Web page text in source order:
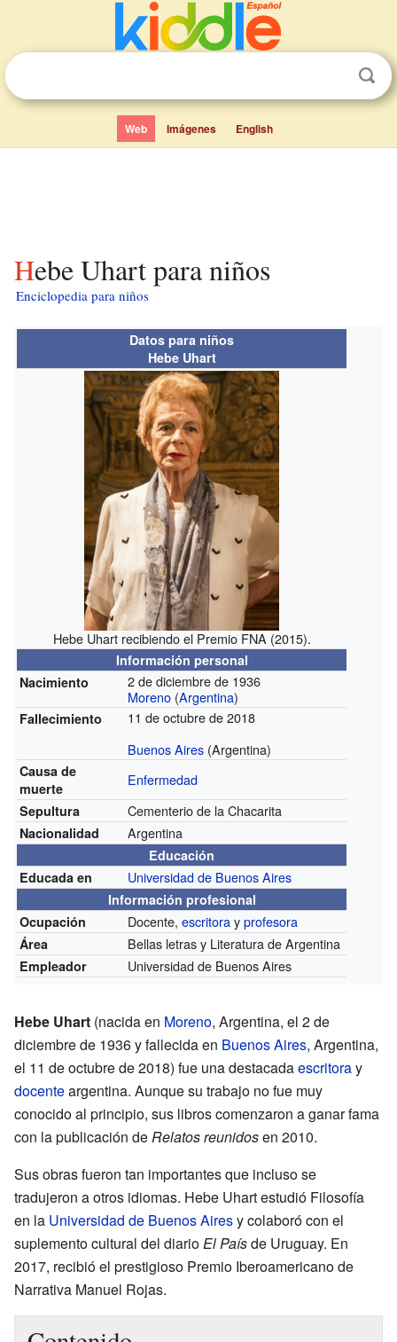
Web Imágenes English
Hebe Uhart para niños
Enciclopedia para niños
Datos para niños
Hebe Uhart
Hebe Uhart recibiendo el Premio FNA (2015).
Información personal
Nacimiento
2 de diciembre de 1936
Moreno (Argentina)
Fallecimiento
11 de octubre de 2018
Buenos Aires (Argentina)
Causa de
muerte
Enfermedad
Sepultura Cementerio de la Chacarita
Nacionalidad Argentina
Educación
Educada en
Universidad de Buenos Aires
Información profesional
Ocupación
Docente,escritorayprofesora
Área Bellas letras y Literatura de Argentina
Empleador Universidad de Buenos Aires
Hebe Uhart (nacida en Moreno, Argentina, el 2 de
diciembre de 1936 y fallecida en Buenos Aires, Argentina,
el 11 de octubre de 2018) fue una destacadaescritoray
docenteargentina. Aunque su trabajo no fue muy
conocido al principio, sus libros comenzaron a ganar fama
con la publicación deRelatos reunidosen 2010.
Sus obras fueron tan importantes que incluso se
tradujeron a otros idiomas. Hebe Uhart estudió Filosofía
en la Universidad de Buenos Airesy colaboró con el
suplemento cultural del diarioEl Paísde Uruguay. En
2017, recibió el prestigioso Premio Iberoamericano de
Narrativa Manuel Rojas.